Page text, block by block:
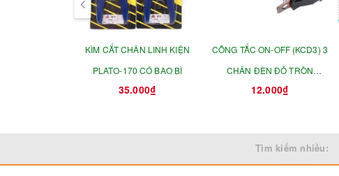
KÌM CẮT CHÂN LINH KIỆN
PLATO-170 CÓ BAO BÌ
35.000₫
CÔNG TẮC ON-OFF (KCD3) 3
CHÂN ĐÈN ĐỎ TRÒN
13X30MM
12.000₫
Tìm kiếm nhiều: